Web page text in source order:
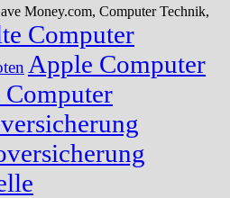
Money.com, Computer Technik,
Computer
Apple Computer
Computer